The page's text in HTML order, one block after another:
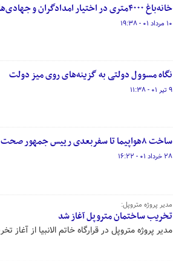
خانه‌باغ ۴۰۰۰متری در اختیار امدادگران و جهادی‌ها +عکس
۱۰ مرداد ۰۱ - ۱۹:۳۸
نگاه مسوول دولتی به گزینه‌های روی میز دولت
۹ تیر ۰۱ - ۱۱:۳۸
ساخت ۸هواپیما تا سفربعدی رییس جمهور صحت دارد؟ +فیلم
۲۸ خرداد ۰۱ - ۱۶:۲۲
مدیر پروژه متروپل:
تخریب ساختمان متروپل آغاز شد
مدیر پروژه متروپل در قرارگاه خاتم الانبیا از